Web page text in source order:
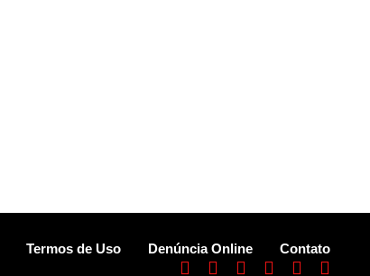
Termos de Uso Denúncia Online Contato